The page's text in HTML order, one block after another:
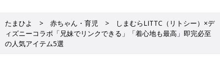
●記事内容でご紹介している投稿、リンク先は、削除される場合
があります。あらかじめご了承ください。
●記事の内容は2024年2月の情報で、現在と異なる場合がありま
たまひよ 赤ちゃん・育児
しまむらLITTC（リトシー）×デ
ィズニーコラボ「兄妹でリンクできる」「着心地も最高」即完必至
の人気アイテム5選